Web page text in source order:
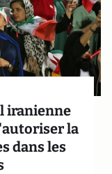
iranienne
la
dans les